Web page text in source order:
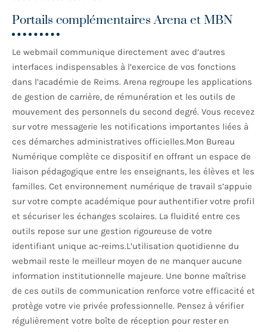
Portails complémentaires Arena et MBN
Le webmail communique directement avec d’autres
interfaces indispensables à l’exercice de vos fonctions
dans l’académie de Reims. Arena regroupe les applications
de gestion de carrière, de rémunération et les outils de
mouvement des personnels du second degré. Vous recevez
sur votre messagerie les notifications importantes liées à
ces démarches administratives officielles.Mon Bureau
Numérique complète ce dispositif en offrant un espace de
liaison pédagogique entre les enseignants, les élèves et les
familles. Cet environnement numérique de travail s’appuie
sur votre compte académique pour authentifier votre profil
et sécuriser les échanges scolaires. La fluidité entre ces
outils repose sur une gestion rigoureuse de votre
identifiant unique ac-reims.L’utilisation quotidienne du
webmail reste le meilleur moyen de ne manquer aucune
information institutionnelle majeure. Une bonne maîtrise
de ces outils de communication renforce votre efficacité et
protège votre vie privée professionnelle. Pensez à vérifier
régulièrement votre boîte de réception pour rester en